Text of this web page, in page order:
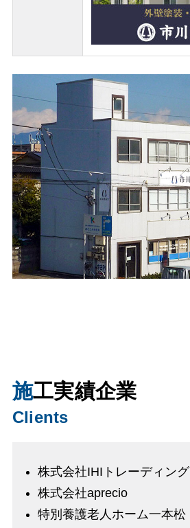
施工実績企業
Clients
株式会社IHIトレーディング
株式会社aprecio
特別養護老人ホーム一本松